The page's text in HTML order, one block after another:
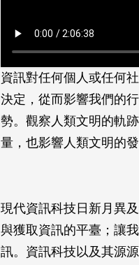
資訊對任何個人或任何
決定，從而影響我們的
勢。觀察人類文明的軌
量，也影響人類文明的發
現代資訊科技日新月異
與獲取資訊的平臺；讓
訊。資訊科技以及其源